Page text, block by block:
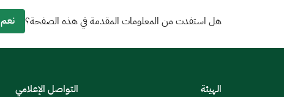
هل استفدت من المعلومات المقدمة في هذه الصفحة؟ نعم
الهيئة التواصل الإعلامي